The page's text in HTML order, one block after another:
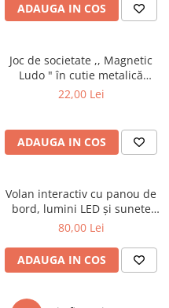
ADAUGA IN COS
Joc de societate ,, Magnetic
Ludo " în cutie metalică
pentru călătorii
22,00 Lei
ADAUGA IN COS
Volan interactiv cu panou de
bord, lumini LED și sunete
realiste - Galben
80,00 Lei
ADAUGA IN COS